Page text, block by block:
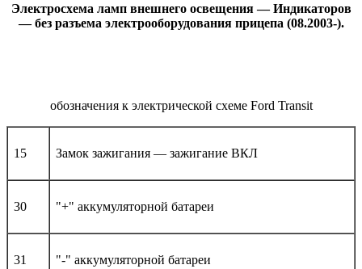
Электросхема ламп внешнего освещения — Индикаторов
— без разъема электрооборудования прицепа (08.2003-).
обозначения к электрической схеме Ford Transit
15 Замок зажигания — зажигание ВКЛ
30 "+" аккумуляторной батареи
31 "-" аккумуляторной батареи